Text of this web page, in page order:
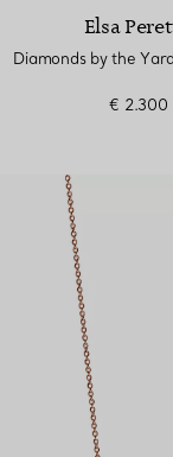
Elsa
Diamonds by the
€ 2.300